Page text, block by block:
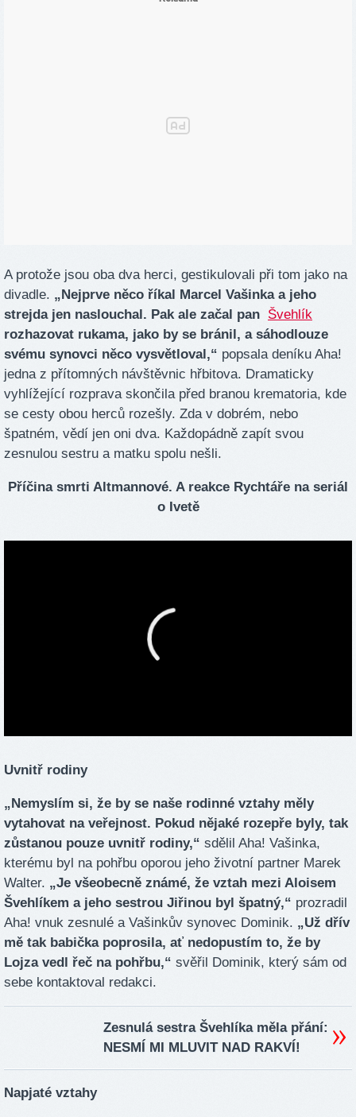
A protože jsou oba dva herci, gestikulovali při tom jako na
divadle. „Nejprve něco říkal Marcel Vašinka a jeho
strejda jen naslouchal. Pak ale začal pan Švehlík
rozhazovat rukama, jako by se bránil, a sáhodlouze
svému synovci něco vysvětloval,“ popsala deníku Aha!
jedna z přítomných návštěvnic hřbitova. Dramaticky
vyhlížející rozprava skončila před branou krematoria, kde
se cesty obou herců rozešly. Zda v dobrém, nebo
špatném, vědí jen oni dva. Každopádně zapít svou
zesnulou sestru a matku spolu nešli.
Příčina smrti Altmannové. A reakce Rychtáře na seriál
o Ivetě
Uvnitř rodiny
„Nemyslím si, že by se naše rodinné vztahy měly
vytahovat na veřejnost. Pokud nějaké rozepře byly, tak
zůstanou pouze uvnitř rodiny,“ sdělil Aha! Vašinka,
kterému byl na pohřbu oporou jeho životní partner Marek
Walter. „Je všeobecně známé, že vztah mezi Aloisem
Švehlíkem a jeho sestrou Jiřinou byl špatný,“ prozradil
Aha! vnuk zesnulé a Vašinkův synovec Dominik. „Už dřív
mě tak babička poprosila, ať nedopustím to, že by
Lojza vedl řeč na pohřbu,“ svěřil Dominik, který sám od
sebe kontaktoval redakci.
Zesnulá sestra Švehlíka měla přání:
NESMÍ MI MLUVIT NAD RAKVÍ!
Napjaté vztahy